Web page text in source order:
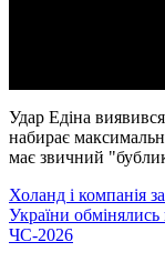
Удар Едіна
набирає
має звичний
Холанд і компанія
України обмінялись
ЧС-2026